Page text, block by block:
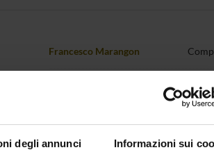
degli annunci Informazioni sui
Francesco Marangon